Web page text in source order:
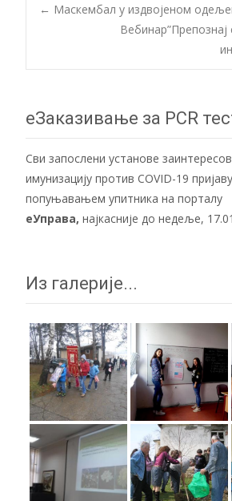
Post
navigation
← Маскембал у издвојеном
Вебинар”Препознај
еЗаказивање за PCR
Сви запослени установе
имунизацију против COVID-19
попуњавањем упитника на порталу
еУправа, најкасније до недеље,
Из галерије...